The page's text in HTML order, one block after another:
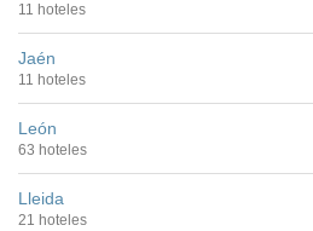
11 hoteles
Jaén
11 hoteles
León
63 hoteles
Lleida
21 hoteles